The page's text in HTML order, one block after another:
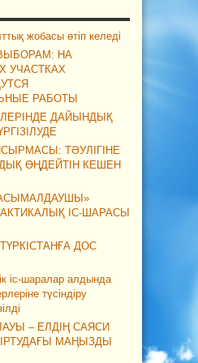
жобасы өтіп келеді
НА
УЧАСТКАХ
РАБОТЫ
ДАЙЫНДЫҚ
ТӘУЛІГІНЕ
ӨҢДЕЙТІН КЕШЕН
ІС-ШАРАСЫ
ДОС
іс-шаралар алдында
түсіндіру
– ЕЛДІҢ САЯСИ
МАҢЫЗДЫ